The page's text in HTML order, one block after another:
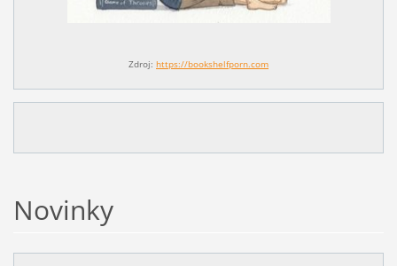
Zdroj: https://bookshelfporn.com
Novinky